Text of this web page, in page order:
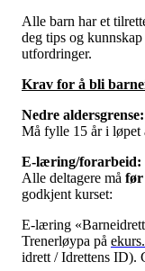
Alle barn har et
deg tips og
utfordringer.
Krav for å bli
Nedre aldersgrense:
Må fylle 15 år i løpet
E-læring/forarbeid:
Alle deltagere må før
godkjent kurset:
E-læring
Trenerløypa på
idrett / Idrettens ID).